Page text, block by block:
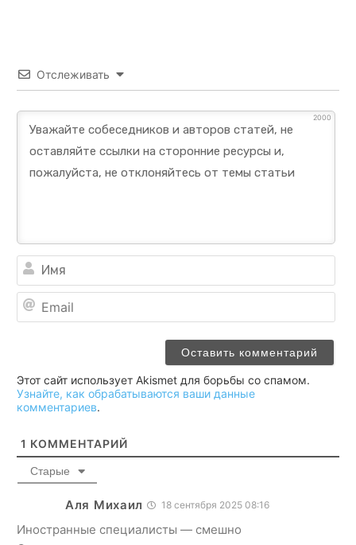
Отслеживать
2000
Этот сайт использует Akismet для борьбы со спамом.
Узнайте, как обрабатываются ваши данные
комментариев.
1 КОММЕНТАРИЙ
Старые
Аля Михаил 18 сентября 2025 08:16
Иностранные специалисты — смешно